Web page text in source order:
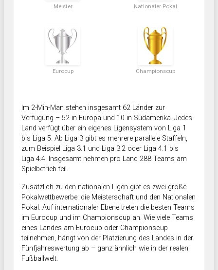
Meister Nationaler Pokal
Eurocup Championscup
Im 2-Min-Man stehen insgesamt 62 Länder zur
Verfügung – 52 in Europa und 10 in Südamerika. Jedes
Land verfügt über ein eigenes Ligensystem von Liga 1
bis Liga 5. Ab Liga 3 gibt es mehrere parallele Staffeln,
zum Beispiel Liga 3.1 und Liga 3.2 oder Liga 4.1 bis
Liga 4.4. Insgesamt nehmen pro Land 288 Teams am
Spielbetrieb teil.
Zusätzlich zu den nationalen Ligen gibt es zwei große
Pokalwettbewerbe: die Meisterschaft und den Nationalen
Pokal. Auf internationaler Ebene treten die besten Teams
im Eurocup und im Championscup an. Wie viele Teams
eines Landes am Eurocup oder Championscup
teilnehmen, hängt von der Platzierung des Landes in der
Fünfjahreswertung ab – ganz ähnlich wie in der realen
Fußballwelt.